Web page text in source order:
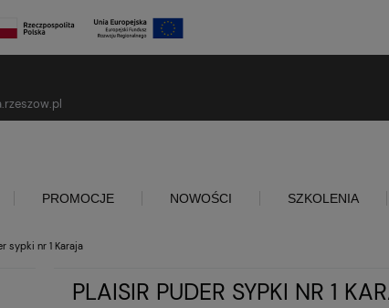
PROMOCJE NOWOŚCI SZKOLENIA
sypki nr 1 Karaja
PLAISIR PUDER SYPKI NR 1